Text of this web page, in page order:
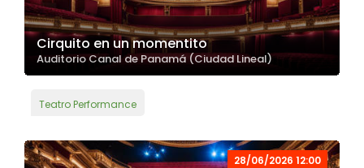
Cirquito en un momentito
Auditorio Canal de Panamá (Ciudad Lineal)
Teatro Performance
28/06/2026 12:00